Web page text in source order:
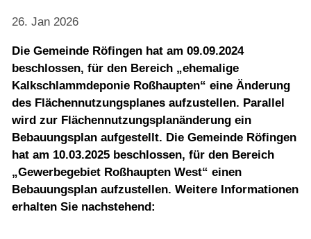
26. Jan 2026
Die Gemeinde Röfingen hat am 09.09.2024
beschlossen, für den Bereich „ehemalige
Kalkschlammdeponie Roßhaupten“ eine Änderung
des Flächennutzungsplanes aufzustellen. Parallel
wird zur Flächennutzungsplanänderung ein
Bebauungsplan aufgestellt. Die Gemeinde Röfingen
hat am 10.03.2025 beschlossen, für den Bereich
„Gewerbegebiet Roßhaupten West“ einen
Bebauungsplan aufzustellen. Weitere Informationen
erhalten Sie nachstehend: